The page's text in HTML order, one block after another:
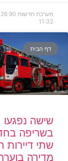
מערכת חדשות 90
11:32
דף הבית
שישה נפגעו
בשריפה
שתי דיירות
מדירה